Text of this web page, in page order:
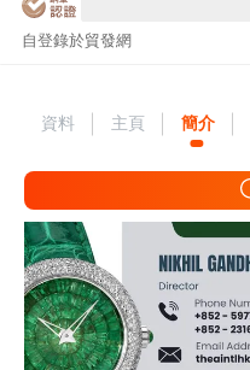
自登錄於貿發網
資料 主頁 簡介